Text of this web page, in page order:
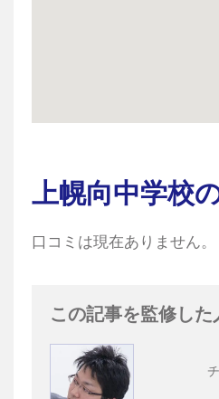
上幌向中学校
口コミは現在ありません。
この記事を監修した